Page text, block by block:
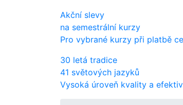
Akční slevy
na semestrální kurzy
Pro vybrané kurzy při platbě
30 letá tradice
41 světových jazyků
Vysoká úroveň kvality a